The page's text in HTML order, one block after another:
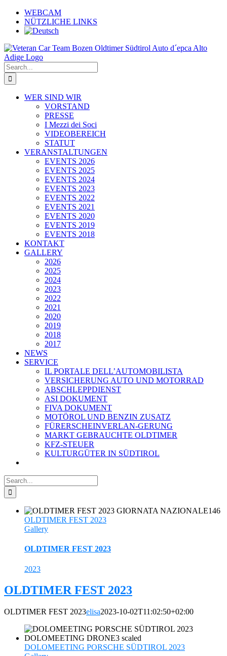
Skip
content
WEBCAM
NÜTZLICHE LINKS
Search
for:
WER SIND WIR
VORSTAND
PRESSE
I Mezzi dei Soci
VIDEOBEREICH
STATUT
VERANSTALTUNGEN
EVENTS 2026
EVENTS 2025
EVENTS 2024
EVENTS 2023
EVENTS 2022
EVENTS 2021
EVENTS 2020
EVENTS 2019
EVENTS 2018
KONTAKT
GALLERY
2026
2025
2024
2023
2022
2021
2020
2019
2018
2017
NEWS
SERVICE
IL PORTALE DELL’AUTOMOBILISTA
VERSICHERUNG AUTO UND MOTORRAD
ABSCHLEPPDIENST
ASI DOKUMENT
FIVA DOKUMENT
MOTÖROL UND BENZIN ZUSATZ
FÜRERSCHEINVERLAN-GERUNG
MARKT GEBRAUCHTE OLDTIMER
KFZ-STEUER
KULTURGÜTER IN SÜDTIROL
Search
for:
OLDTIMER FEST 2023
Gallery
OLDTIMER FEST 2023
2023
OLDTIMER FEST 2023
OLDTIMER FEST 2023elisa2023-10-02T11:02:50+02:00
DOLOMEETING PORSCHE SÜDTIROL 2023